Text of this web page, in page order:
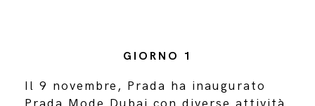
GIORNO 1
Il 9 novembre, Prada ha inaugurato